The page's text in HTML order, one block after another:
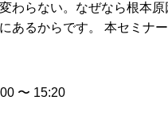
わらない。なぜなら根本
あるからです。 本セミナ
〜 15:20